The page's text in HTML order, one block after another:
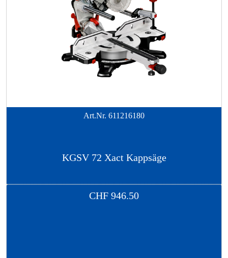
Art.Nr. 611216180
KGSV 72 Xact Kappsäge
CHF 946.50